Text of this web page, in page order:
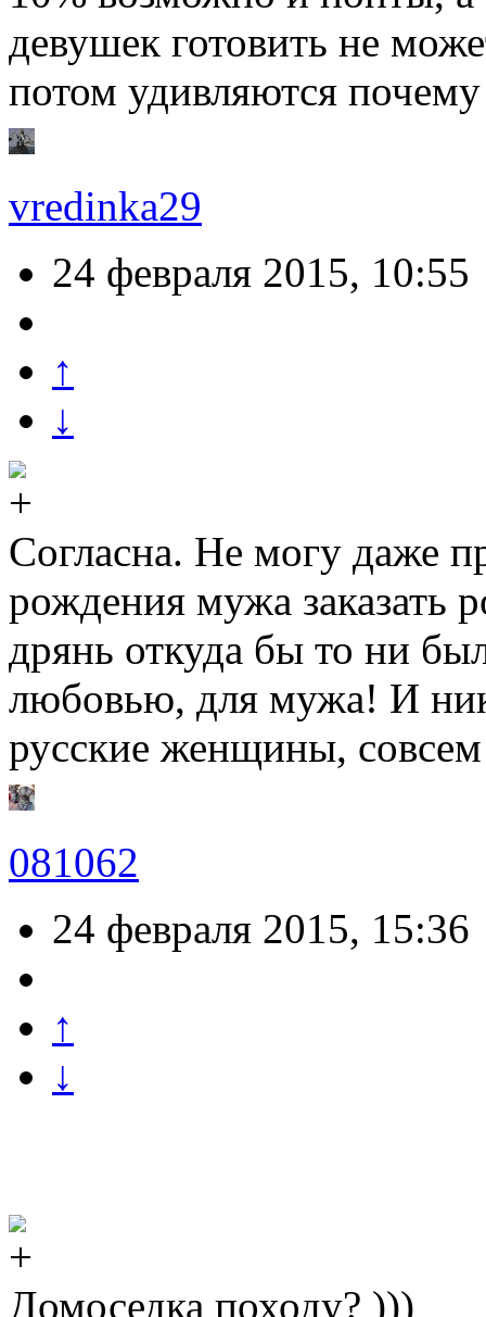
девушек готовить не
потом удивляются
vredinka29
24 февраля 2015, 10:55
↑
↓
Согласна. Не могу даже
рождения мужа заказать
дрянь откуда бы то ни
любовью, для мужа! И
русские женщины,
081062
24 февраля 2015, 15:36
↑
↓
Домоседка походу? )))